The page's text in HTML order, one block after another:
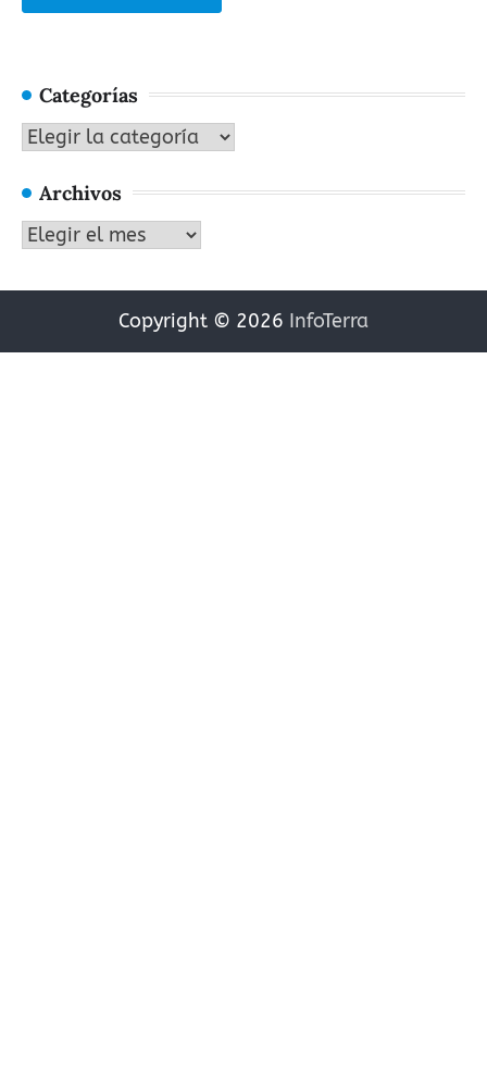
Categorías
Categorías
Archivos
Archivos
Copyright © 2026 InfoTerra